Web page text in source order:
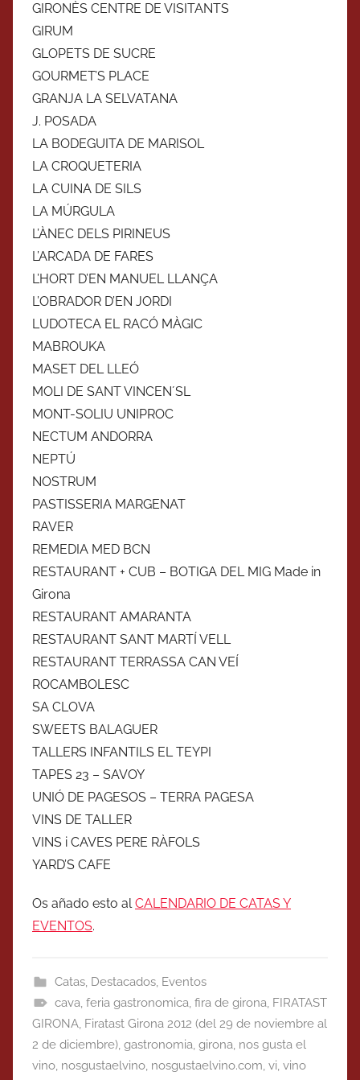
GIRONÈS CENTRE DE VISITANTS
GIRUM
GLOPETS DE SUCRE
GOURMET’S PLACE
GRANJA LA SELVATANA
J. POSADA
LA BODEGUITA DE MARISOL
LA CROQUETERIA
LA CUINA DE SILS
LA MÚRGULA
L’ÀNEC DELS PIRINEUS
L’ARCADA DE FARES
L’HORT D’EN MANUEL LLANÇA
L’OBRADOR D’EN JORDI
LUDOTECA EL RACÓ MÀGIC
MABROUKA
MASET DEL LLEÓ
MOLI DE SANT VINCEN´SL
MONT-SOLIU UNIPROC
NECTUM ANDORRA
NEPTÚ
NOSTRUM
PASTISSERIA MARGENAT
RAVER
REMEDIA MED BCN
RESTAURANT + CUB – BOTIGA DEL MIG Made in
Girona
RESTAURANT AMARANTA
RESTAURANT SANT MARTÍ VELL
RESTAURANT TERRASSA CAN VEÍ
ROCAMBOLESC
SA CLOVA
SWEETS BALAGUER
TALLERS INFANTILS EL TEYPI
TAPES 23 – SAVOY
UNIÓ DE PAGESOS – TERRA PAGESA
VINS DE TALLER
VINS i CAVES PERE RÀFOLS
YARD’S CAFE
Os añado esto alCALENDARIO DE CATAS Y
EVENTOS.
Catas, Destacados, Eventos
cava, feria gastronomica, fira de girona, FIRATAST
GIRONA, Firatast Girona 2012 (del 29 de noviembre al
2 de diciembre), gastronomia, girona, nos gusta el
vino, nosgustaelvino, nosgustaelvino.com, vi, vino